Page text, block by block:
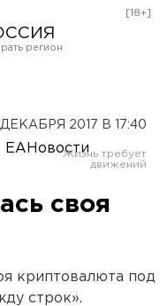
[18+]
2017 В 17:40
ЕАНовости
своя
криптовалюта под
строк».